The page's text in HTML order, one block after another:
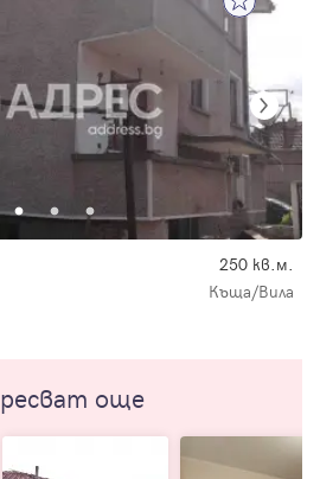
250 кв.м.
Къща/Вила
още